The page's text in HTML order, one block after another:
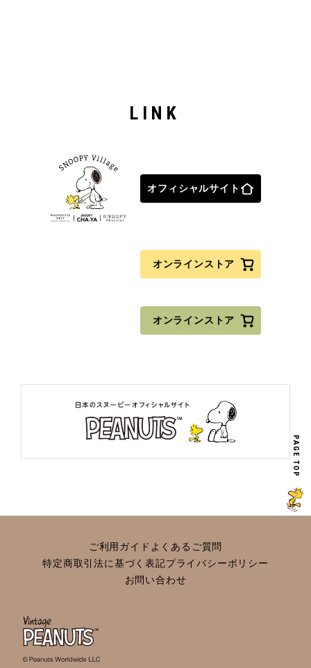
LINK
オフィシャルサイト
オンラインストア
オンラインストア
PAGE TOP
ご利用ガイド よくあるご質問
特定商取引法に基づく表記プライバシーポリシー
お問い合わせ